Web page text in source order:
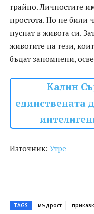
трайно. Личностите
простота. Но не били
пуснат в живота си.
животите на тези,
бъдат запомнени,
Калин
единствената
Източник: Утре
TAGS мъдрост